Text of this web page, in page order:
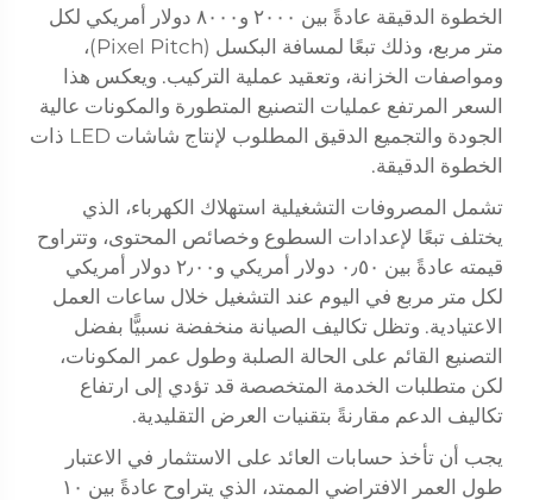
الخطوة الدقيقة عادةً بين ٢٠٠٠ و٨٠٠٠ دولار أمريكي لكل
متر مربع، وذلك تبعًا لمسافة البكسل (Pixel Pitch)،
ومواصفات الخزانة، وتعقيد عملية التركيب. ويعكس هذا
السعر المرتفع عمليات التصنيع المتطورة والمكونات عالية
الجودة والتجميع الدقيق المطلوب لإنتاج شاشات LED ذات
الخطوة الدقيقة.
تشمل المصروفات التشغيلية استهلاك الكهرباء، الذي
يختلف تبعًا لإعدادات السطوع وخصائص المحتوى، وتتراوح
قيمته عادةً بين ٠٫٥٠ دولار أمريكي و٢٫٠٠ دولار أمريكي
لكل متر مربع في اليوم عند التشغيل خلال ساعات العمل
الاعتيادية. وتظل تكاليف الصيانة منخفضة نسبيًّا بفضل
التصنيع القائم على الحالة الصلبة وطول عمر المكونات،
لكن متطلبات الخدمة المتخصصة قد تؤدي إلى ارتفاع
تكاليف الدعم مقارنةً بتقنيات العرض التقليدية.
يجب أن تأخذ حسابات العائد على الاستثمار في الاعتبار
طول العمر الافتراضي الممتد، الذي يتراوح عادةً بين ١٠